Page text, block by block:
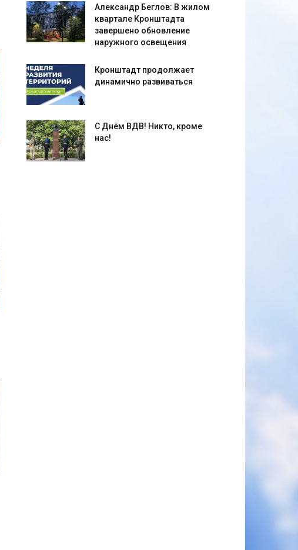
Александр Беглов: В жилом
квартале Кронштадта
завершено обновление
наружного освещения
Кронштадт продолжает
динамично развиваться
С Днём ВДВ! Никто, кроме
нас!